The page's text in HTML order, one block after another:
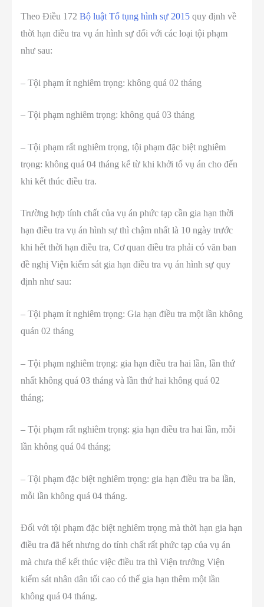
Theo Điều 172 Bộ luật Tố tụng hình sự 2015 quy định về
thời hạn điều tra vụ án hình sự đối với các loại tội phạm
như sau:
– Tội phạm ít nghiêm trọng: không quá 02 tháng
– Tội phạm nghiêm trọng: không quá 03 tháng
– Tội phạm rất nghiêm trọng, tội phạm đặc biệt nghiêm
trọng: không quá 04 tháng kể từ khi khởi tố vụ án cho đến
khi kết thúc điều tra.
Trường hợp tính chất của vụ án phức tạp cần gia hạn thời
hạn điều tra vụ án hình sự thì chậm nhất là 10 ngày trước
khi hết thời hạn điều tra, Cơ quan điều tra phải có văn ban
đề nghị Viện kiểm sát gia hạn điều tra vụ án hình sự quy
định như sau:
– Tội phạm ít nghiêm trọng: Gia hạn điều tra một lần không
quán 02 tháng
– Tội phạm nghiêm trọng: gia hạn điều tra hai lần, lần thứ
nhất không quá 03 tháng và lần thứ hai không quá 02
tháng;
– Tội phạm rất nghiêm trọng: gia hạn điều tra hai lần, mỗi
lần không quá 04 tháng;
– Tội phạm đặc biệt nghiêm trọng: gia hạn điều tra ba lần,
mỗi lần không quá 04 tháng.
Đối với tội phạm đặc biệt nghiêm trọng mà thời hạn gia hạn
điều tra đã hết nhưng do tính chất rất phức tạp của vụ án
mà chưa thể kết thúc việc điều tra thì Viện trưởng Viện
kiểm sát nhân dân tối cao có thể gia hạn thêm một lần
không quá 04 tháng.